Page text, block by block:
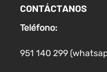
opciones
se
en
CONTÁCTANOS
Teléfono:
951 140 299